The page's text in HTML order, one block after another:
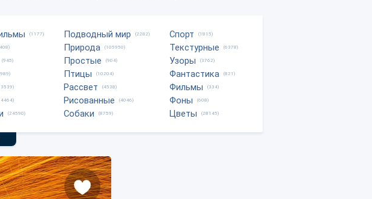
(1177)
(945)
(24590)
Подводный мир (2282)
Природа (105950)
Простые (904)
Птицы (10204)
Рассвет (4538)
Рисованные (4046)
Собаки (8759)
Спорт (1815)
Текстурные (6378)
Узоры (3762)
Фантастика (821)
Фильмы (334)
Фоны (608)
Цветы (28145)